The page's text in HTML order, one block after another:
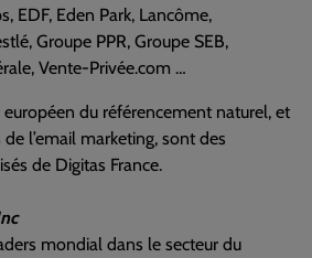
EDF, Eden Park, Lancôme,
Groupe PPR, Groupe SEB,
Vente-Privée.com …
du référencement naturel, et
l’email marketing, sont des
de Digitas France.
mondial dans le secteur du